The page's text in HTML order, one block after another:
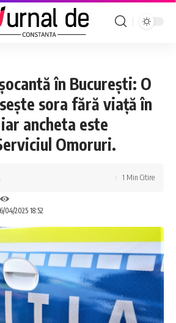
în București: O
sora fără viață în
ancheta este
Omoruri.
04/2025 18:52
1 Min Citire